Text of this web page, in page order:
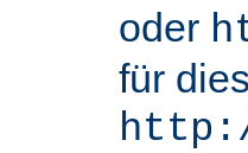
oder
für